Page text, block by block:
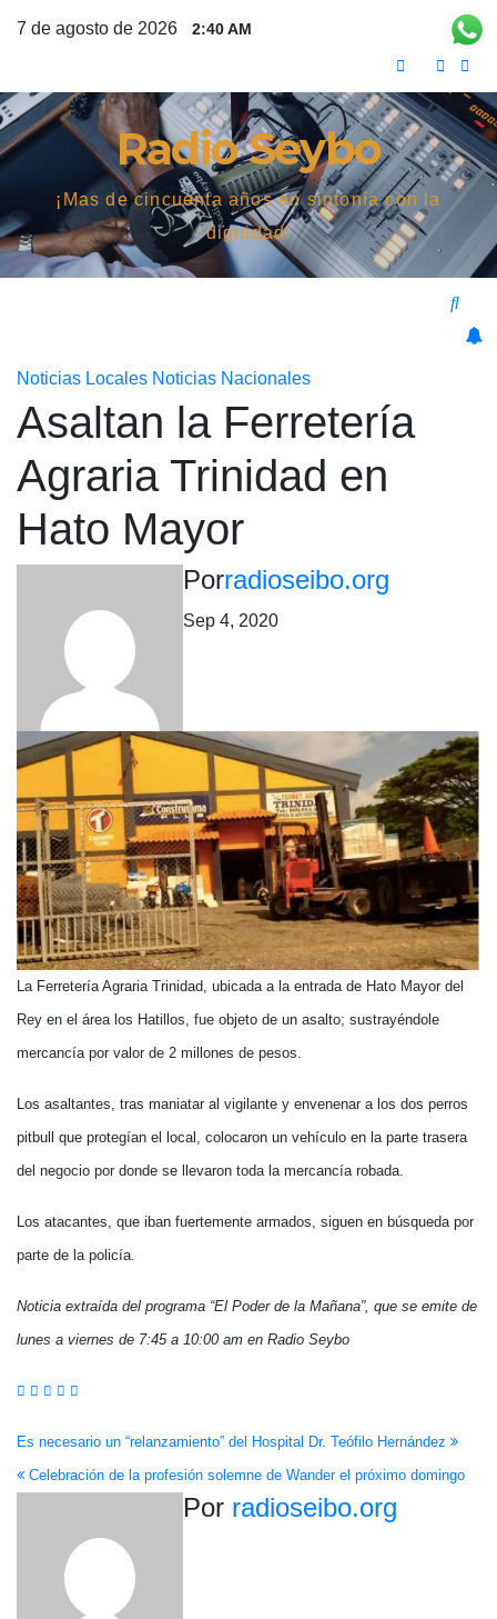
7 de agosto de 2026 2:40 AM
Radio Seybo
¡Mas de cincuenta años en sintonía con la
dignidad!
Noticias Locales Noticias Nacionales
Asaltan la Ferretería
Agraria Trinidad en
Hato Mayor
Porradioseibo.org
Sep 4, 2020
La Ferretería Agraria Trinidad, ubicada a la entrada de Hato Mayor del
Rey en el área los Hatillos, fue objeto de un asalto; sustrayéndole
mercancía por valor de 2 millones de pesos.
Los asaltantes, tras maniatar al vigilante y envenenar a los dos perros
pitbull que protegían el local, colocaron un vehículo en la parte trasera
del negocio por donde se llevaron toda la mercancía robada.
Los atacantes, que iban fuertemente armados, siguen en búsqueda por
parte de la policía.
Noticia extraída del programa “El Poder de la Mañana”, que se emite de
lunes a viernes de 7:45 a 10:00 am en Radio Seybo
Navegación
de
entradas
Es necesario un “relanzamiento” del Hospital Dr. Teófilo Hernández
Celebración de la profesión solemne de Wander el próximo domingo
Por radioseibo.org